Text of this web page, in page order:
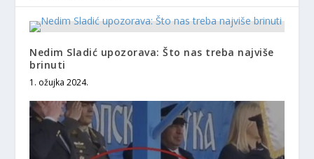
Nedim Sladić upozorava: Što nas treba najviše
brinuti
1. ožujka 2024.